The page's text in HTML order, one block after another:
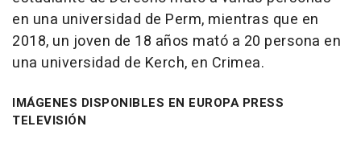
en una universidad de Perm, mientras que en
2018, un joven de 18 años mató a 20 persona en
una universidad de Kerch, en Crimea.
IMÁGENES DISPONIBLES EN EUROPA PRESS
TELEVISIÓN